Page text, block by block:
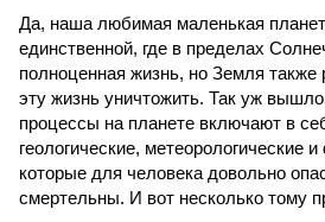
Да, наша любимая маленькая
единственной, где в пределах
полноценная жизнь, но Земля также
эту жизнь уничтожить. Так уж
процессы на планете включают в
геологические, метеорологические
которые для человека довольно
смертельны. И вот несколько тому